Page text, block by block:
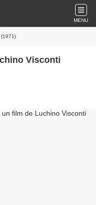
MENU
(1971)
Visconti